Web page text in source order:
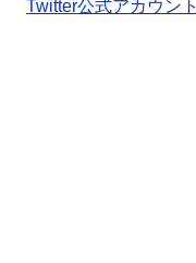
Twitter公式アカウント